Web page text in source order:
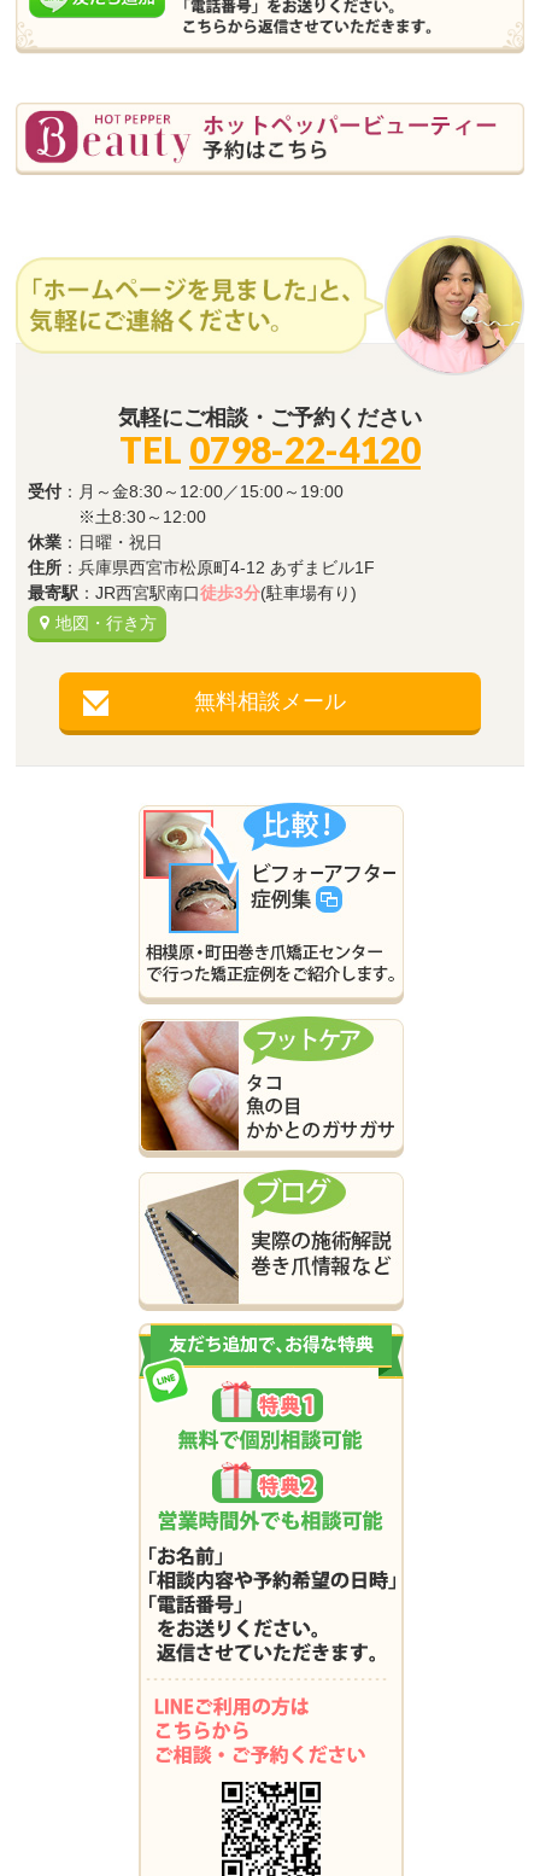
気軽にご相談・ご予約ください
TEL 0798-22-4120
受付 ：月～金8:30～12:00／15:00～19:00
※土8:30～12:00
休業 ：日曜・祝日
住所 ：兵庫県西宮市松原町4-12 あずまビル1F
最寄駅 ：JR西宮駅南口徒歩3分(駐車場有り)
地図・行き方
無料相談メール